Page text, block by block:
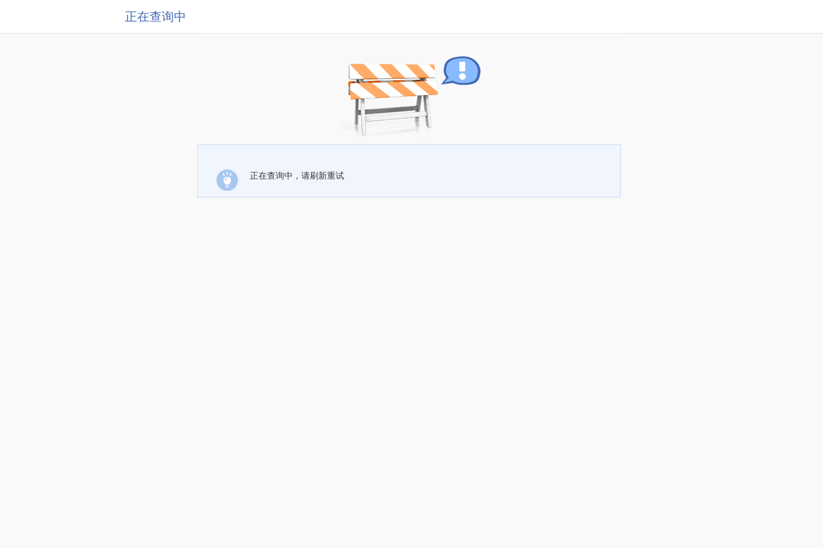
正在查询中
正在查询中，请刷新重试